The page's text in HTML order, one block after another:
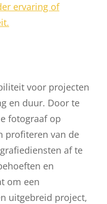
ervaring of
voor projecten
en duur. Door te
fotograaf op
profiteren van de
af te
en
om een
uitgebreid project,